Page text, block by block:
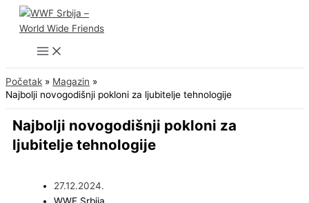
Pređi
Početak
Magazin
Najbolji novogodišnji pokloni za ljubitelje tehnologije
Najbolji novogodišnji pokloni za
ljubitelje tehnologije
27.12.2024.
WWF Srbija